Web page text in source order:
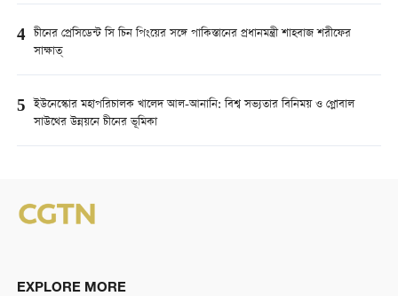
4 চীনের প্রেসিডেন্ট সি চিন পিংয়ের সঙ্গে পাকিস্তানের প্রধানমন্ত্রী শাহবাজ শরীফের
সাক্ষাত্
5 ইউনেস্কোর মহাপরিচালক খালেদ আল-আনানি: বিশ্ব সভ্যতার বিনিময় ও গ্লোবাল
সাউথের উন্নয়নে চীনের ভূমিকা
EXPLORE MORE